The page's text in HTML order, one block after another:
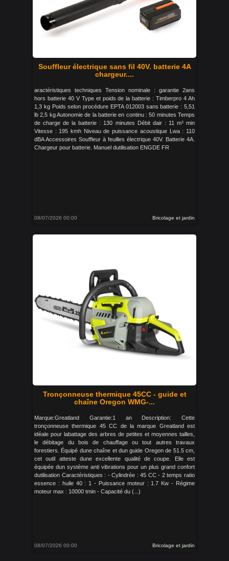
Souffleur électrique sans fil 40V. batterie 4A
chargeur....
aractéristiques techniques Tension nominale : garantie 2ans
hors batterie 40 V Type et poids de la batterie : Timberpro 4 Ah
1,3 kg Poids selon procédure EPTA 012003 sans batterie : 5,51
lb 2,5 kg Autonomie de la batterie en continu : 50 minutes Temps
de charge de la batterie : 130 minutes Débit dair : 11 m³ min
Vitesse : 195 kmh Niveau de puissance acoustique Lwa : 110
dBA Accessoires Souffleur à feuilles électrique 40V. Batterie 4A.
Chargeur pour batterie. Manuel dutilisation ENGDE FR
08/07/2026 00:00 Bricolage et jardin
Tronçonneuse thermique 45CC - guide et
chaîne Oregon WMG-...
Marque:Greatland Garantie:1 an Description: Cette
tronçonneuse thermique 45 CC de la marque Greatland est
idéale pour labattage des arbres de petites et moyennes tailles,
le débitage du bois de chauffage ou tout autres travaux
forestiers. Équipé dune chaîne et dun guide Oregon de 51.5 cm,
cet outil atteste dune excellente qualité de coupe. Elle est
équipée dun système anti vibrations pour un plus grand confort
dutilisation Caractéristiques : - Cylindrée : 45 CC - 2 temps ratio
essence : huile 40 : 1 - Puissance moteur : 1.7 Kw - Régime
moteur max : 10000 tmin - Capacité du (...)
08/07/2026 00:00 Bricolage et jardin